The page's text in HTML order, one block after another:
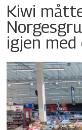
Kiwi
igjen med